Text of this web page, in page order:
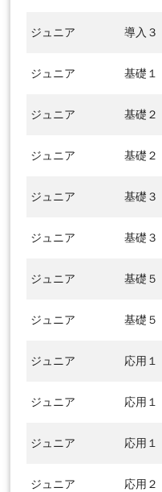
ジュニア 導入３
ジュニア 基礎１
ジュニア 基礎２
ジュニア 基礎２
ジュニア 基礎３
ジュニア 基礎３
ジュニア 基礎５
ジュニア 基礎５
ジュニア 応用１
ジュニア 応用１
ジュニア 応用１
ジュニア 応用２